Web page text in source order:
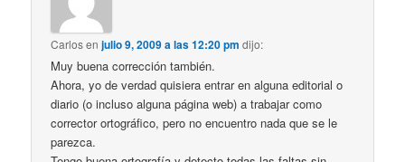
Carlosenjulio 9, 2009 a las 12:20 pm dijo:
Muy buena corrección también.
Ahora, yo de verdad quisiera entrar en alguna editorial o
diario (o incluso alguna página web) a trabajar como
corrector ortográfico, pero no encuentro nada que se le
parezca.